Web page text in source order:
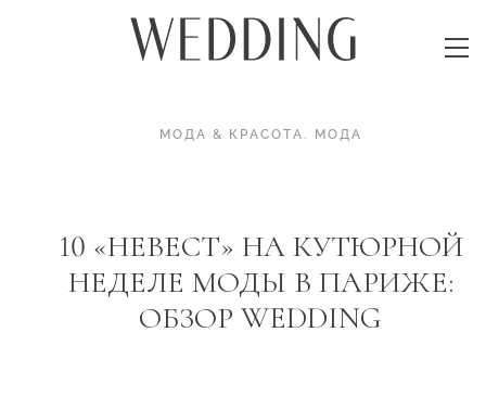
МОДА & КРАСОТА. МОДА
10 «НЕВЕСТ» НА КУТЮРНОЙ
НЕДЕЛЕ МОДЫ В ПАРИЖЕ:
ОБЗОР WEDDING